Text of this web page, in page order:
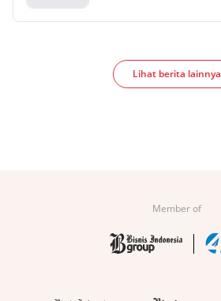
Lihat berita lainnya
Member of